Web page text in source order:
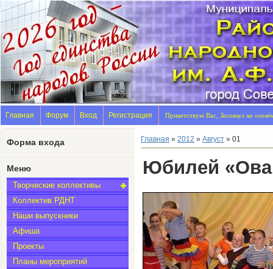
Главная Форум Вход Регистрация Приветствую Вас, Заглянул на огонёк
Форма входа
Меню
Творческие коллективы
Коллектив РДНТ
Наши выпускники
Афиша
Проекты
Планы мероприятий
Главная » 2012 » Август » 01
Юбилей